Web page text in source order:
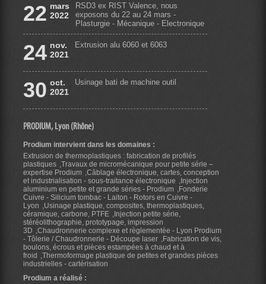
22 mars
2022
RSD3 ex RIST Valence, nous
exposons du 22 au 24 mars -
Plasturgie - Mécanique - Electronique
24 nov.
2021
Extrusion alu 6060 et 6063
30 oct.
2021
Usinage bati de machine outil
PRODIUM, Lyon (Rhône)
Prodium intervient dans les domaines :
Extrusion de thermoplastiques : fabrication de profilés
plastiques Travaux de micromécanique pour petite série –
expertise Prodium Câblage électronique, cartes, conception
et industrialisation - sous-traitance électronique
Injection
aluminium en petite et grande séries - Prodium
Fonderie
Cuivre - Silicium tombac - Laiton - Rotors en Cuivre -
Lyon
Usinage plastique, composites, thermoplastiques,
céramique, carbone, PTFE
Injection petite série,
stéréolithographie, prototypage, impression
3D
Chaudronnerie complexe et règlementée - Lyon Prodium
- Tôlerie / Chaudronnerie - Découpe laser
Fabrication de vis,
boulons, écrous et pièces estampées à chaud et à
froid
Thermoformage plastique de petites et grandes pièces
industrielles - cartérisation
Prodium a réalisé :